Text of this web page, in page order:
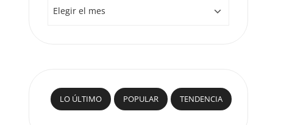
LO ÚLTIMO POPULAR TENDENCIA